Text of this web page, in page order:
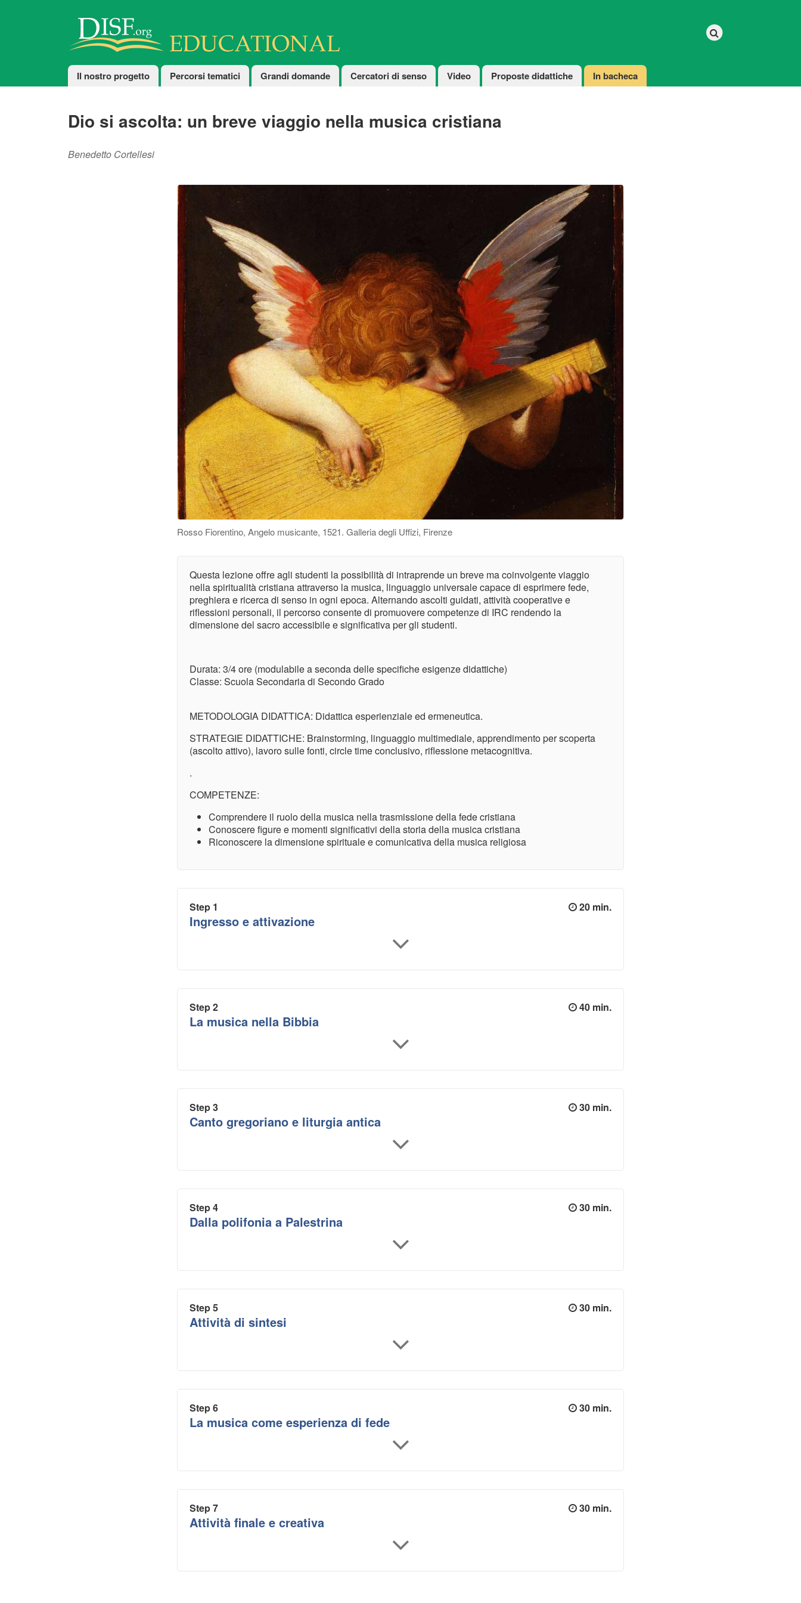
Educational
Il nostro progetto Percorsi tematici Grandi domande Cercatori di senso Video Proposte didattiche In bacheca
Dio si ascolta: un breve viaggio nella musica cristiana
Benedetto Cortellesi
Rosso Fiorentino, Angelo musicante, 1521. Galleria degli Uffizi, Firenze
Questa lezione offre agli studenti la possibilità di intraprende un breve ma coinvolgente viaggio
nella spiritualità cristiana attraverso la musica, linguaggio universale capace di esprimere fede,
preghiera e ricerca di senso in ogni epoca. Alternando ascolti guidati, attività cooperative e
riflessioni personali, il percorso consente di promuovere competenze di IRC rendendo la
dimensione del sacro accessibile e significativa per gli studenti.
Durata: 3/4 ore (modulabile a seconda delle specifiche esigenze didattiche)
Classe: Scuola Secondaria di Secondo Grado
METODOLOGIA DIDATTICA: Didattica esperienziale ed ermeneutica.
STRATEGIE DIDATTICHE: Brainstorming, linguaggio multimediale, apprendimento per scoperta
(ascolto attivo), lavoro sulle fonti, circle time conclusivo, riflessione metacognitiva.
.
COMPETENZE:
Comprendere il ruolo della musica nella trasmissione della fede cristiana
Conoscere figure e momenti significativi della storia della musica cristiana
Riconoscere la dimensione spirituale e comunicativa della musica religiosa
Step 1 20 min.
Ingresso e attivazione
Step 2 40 min.
La musica nella Bibbia
Step 3 30 min.
Canto gregoriano e liturgia antica
Step 4 30 min.
Dalla polifonia a Palestrina
Step 5 30 min.
Attività di sintesi
Step 6 30 min.
La musica come esperienza di fede
Step 7 30 min.
Attività finale e creativa